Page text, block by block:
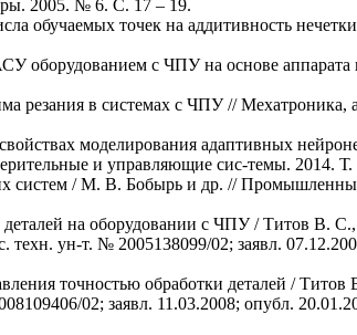
2005. № 6. С. 17 – 19.
обучаемых точек на аддитивность
с ЧПУ на основе аппарата
в системах с ЧПУ // Мехатроника,
моделирования адаптивных
и управляющие сис-темы. 2014.
систем / М. В. Бобырь и др. //
на оборудовании с ЧПУ / Титов В.
техн. ун-т. № 2005138099/02; заявл.
точностью обработки деталей /
02; заявл. 11.03.2008; опубл.